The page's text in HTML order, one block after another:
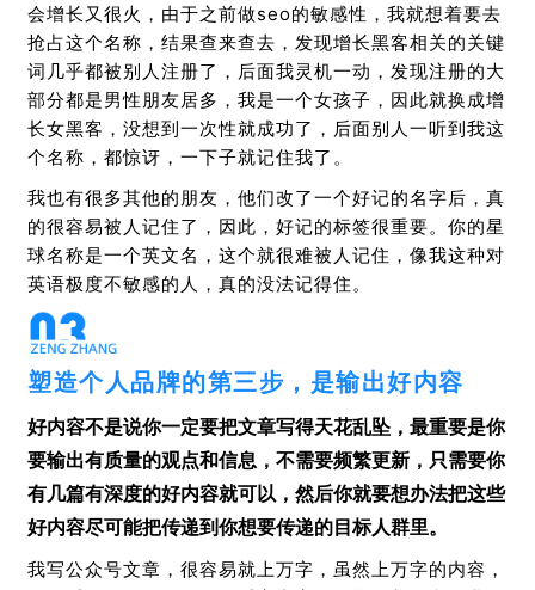
会增长又很火，由于之前做seo的敏感性，我就想着要去
抢占这个名称，结果查来查去，发现增长黑客相关的关键
词几乎都被别人注册了，后面我灵机一动，发现注册的大
部分都是男性朋友居多，我是一个女孩子，因此就换成增
长女黑客，没想到一次性就成功了，后面别人一听到我这
个名称，都惊讶，一下子就记住我了。
我也有很多其他的朋友，他们改了一个好记的名字后，真
的很容易被人记住了，因此，好记的标签很重要。你的星
球名称是一个英文名，这个就很难被人记住，像我这种对
英语极度不敏感的人，真的没法记得住。
塑造个人品牌的第三步，是输出好内容
好内容不是说你一定要把文章写得天花乱坠，最重要是你
要输出有质量的观点和信息，不需要频繁更新，只需要你
有几篇有深度的好内容就可以，然后你就要想办法把这些
好内容尽可能把传递到你想要传递的目标人群里。
我写公众号文章，很容易就上万字，虽然上万字的内容，